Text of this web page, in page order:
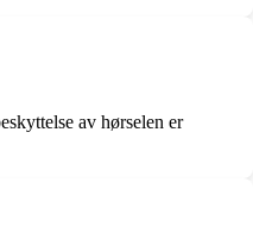
av hørselen er